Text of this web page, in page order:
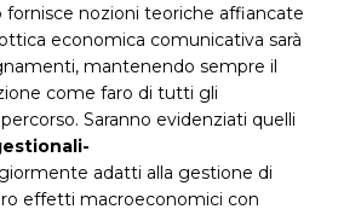
fornisce nozioni teoriche affiancate
economica comunicativa sarà
mantenendo sempre il
come faro di tutti gli
Saranno evidenziati quelli
adatti alla gestione di
effetti macroeconomici con